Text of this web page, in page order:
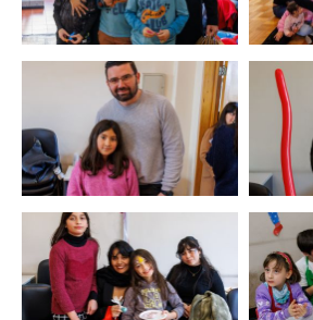
Zoom
Zoom Zoom